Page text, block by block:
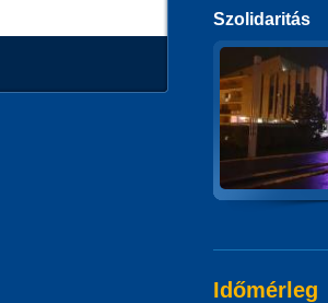
Szolidaritás
Időmérleg